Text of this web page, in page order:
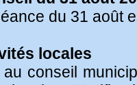
du 31 août
locales
conseil